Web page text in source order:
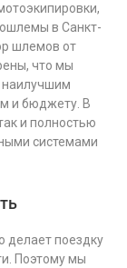
в Санкт-
шлемов от
что мы
и бюджету. В
и полностью
системами
делает поездку
Поэтому мы